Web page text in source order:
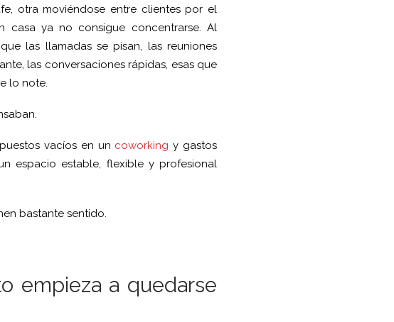
otra moviéndose entre clientes por el
casa ya no consigue concentrarse. Al
las llamadas se pisan, las reuniones
las conversaciones rápidas, esas que
lo note.
vacíos en un coworking y gastos
espacio estable, flexible y profesional
bastante sentido.
empieza a quedarse